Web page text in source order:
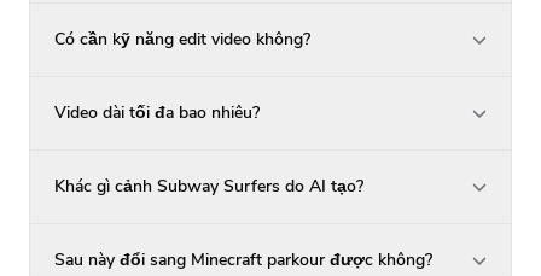
Có cần kỹ năng edit video không?
Video dài tối đa bao nhiêu?
Khác gì cảnh Subway Surfers do AI tạo?
Sau này đổi sang Minecraft parkour được không?